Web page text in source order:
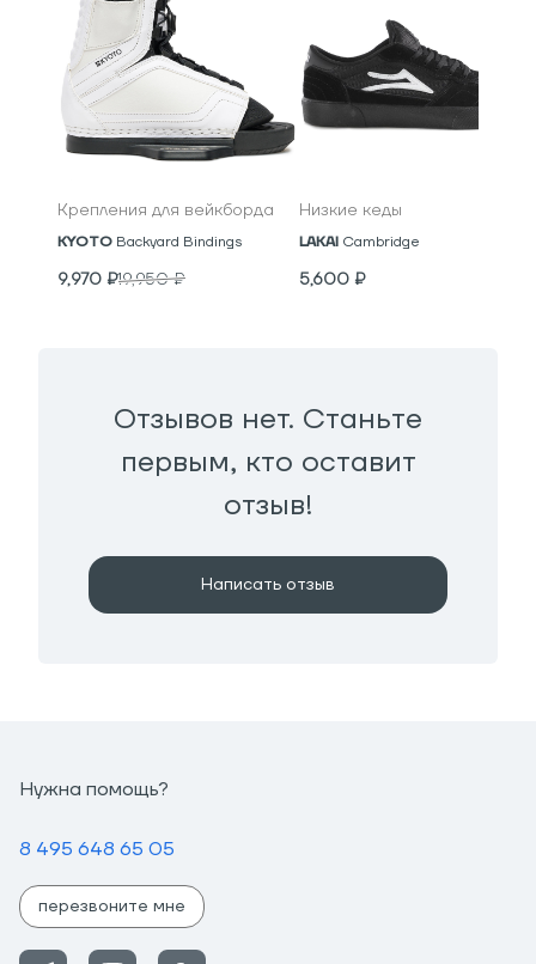
Крепления для вейкборда
KYOTO Backyard Bindings
9,970 ₽19,950₽
Низкие кеды
LAKAI Cambridge
5,600 ₽
Отзывов нет. Станьте
первым, кто оставит
отзыв!
Написать отзыв
Нужна помощь?
8 495 648 65 05
перезвоните мне